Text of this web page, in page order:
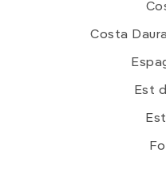
Costa
Est